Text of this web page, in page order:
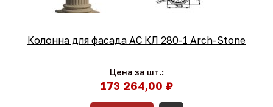
Колонна для фасада АС КЛ 280-1 Arch-Stone
Цена за шт.:
173 264,00 ₽